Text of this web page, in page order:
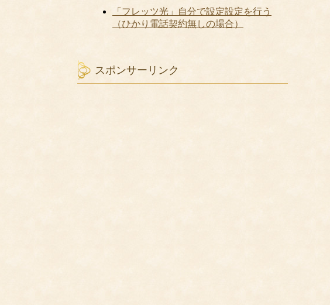
「フレッツ光」自分で設定設定を行う
（ひかり電話契約無しの場合）
スポンサーリンク